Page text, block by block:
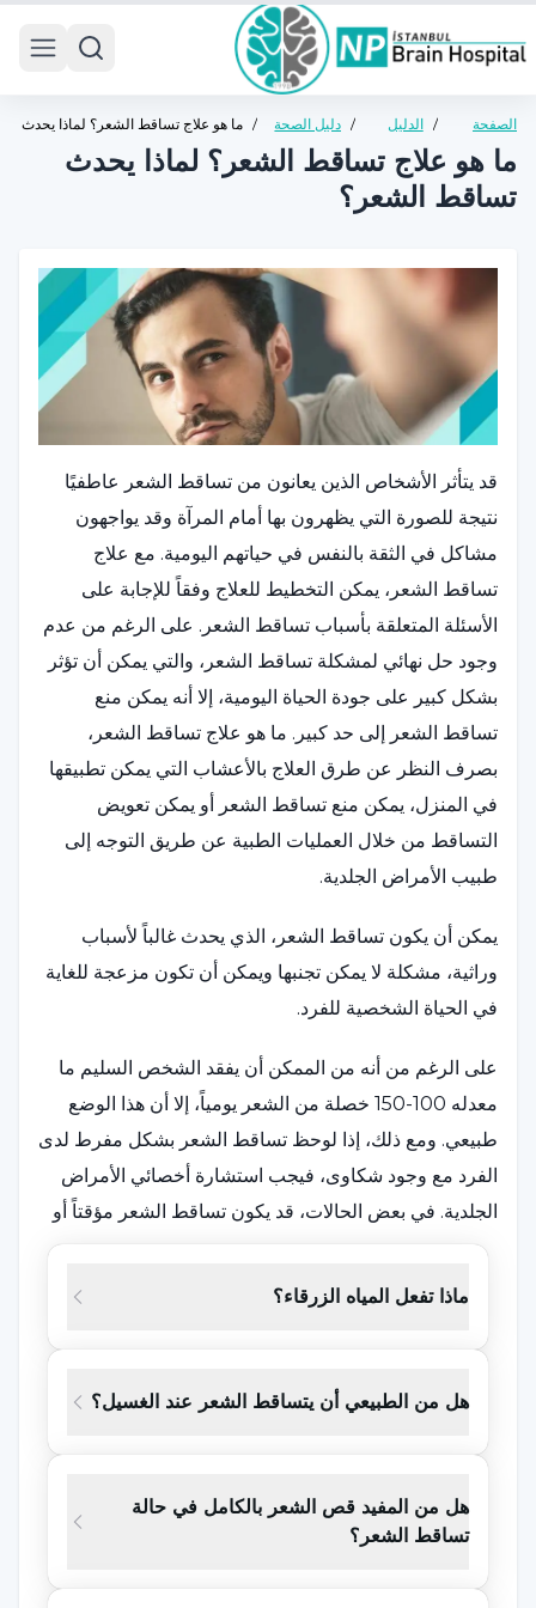
الصفحة
الرئيسية
/ الدليل
/ دليل الصحة
العامة
/
ما هو علاج تساقط الشعر؟ لماذا يحدث
تساقط الشعر؟
ما هو علاج تساقط الشعر؟ لماذا يحدث
تساقط الشعر؟
قد يتأثر الأشخاص الذين يعانون من تساقط الشعر عاطفيًا
نتيجة للصورة التي يظهرون بها أمام المرآة وقد يواجهون
مشاكل في الثقة بالنفس في حياتهم اليومية. مع علاج
تساقط الشعر، يمكن التخطيط للعلاج وفقاً للإجابة على
الأسئلة المتعلقة بأسباب تساقط الشعر. على الرغم من عدم
وجود حل نهائي لمشكلة تساقط الشعر، والتي يمكن أن تؤثر
بشكل كبير على جودة الحياة اليومية، إلا أنه يمكن منع
تساقط الشعر إلى حد كبير. ما هو علاج تساقط الشعر،
بصرف النظر عن طرق العلاج بالأعشاب التي يمكن تطبيقها
في المنزل، يمكن منع تساقط الشعر أو يمكن تعويض
التساقط من خلال العمليات الطبية عن طريق التوجه إلى
طبيب الأمراض الجلدية.
يمكن أن يكون تساقط الشعر، الذي يحدث غالباً لأسباب
وراثية، مشكلة لا يمكن تجنبها ويمكن أن تكون مزعجة للغاية
في الحياة الشخصية للفرد.
على الرغم من أنه من الممكن أن يفقد الشخص السليم ما
معدله 100-150 خصلة من الشعر يومياً، إلا أن هذا الوضع
طبيعي. ومع ذلك، إذا لوحظ تساقط الشعر بشكل مفرط لدى
الفرد مع وجود شكاوى، فيجب استشارة أخصائي الأمراض
الجلدية. في بعض الحالات، قد يكون تساقط الشعر مؤقتاً أو
دائماً، ومن المحتمل أن يلاحظ لدى الأشخاص من جميع
الأعمار. كما يمكن أن يكون نذيراً للعديد من الأمراض. ما هو
والحميات الغذائية الصادمة والإجهاد والأدوية هي بعض
العوامل التي يمكن أن تسبب تساقط الشعر.
ما هو علاج تساقط الشعر، بعد استشارة طبيب الأمراض
علاج تساقط الشعر. يتم التحقق من الأسباب الكامنة وراء
للحالة والشخص.
ماذا تفعل المياه الزرقاء؟
هل من الطبيعي أن يتساقط الشعر عند الغسيل؟
هل من المفيد قص الشعر بالكامل في حالة
تساقط الشعر؟